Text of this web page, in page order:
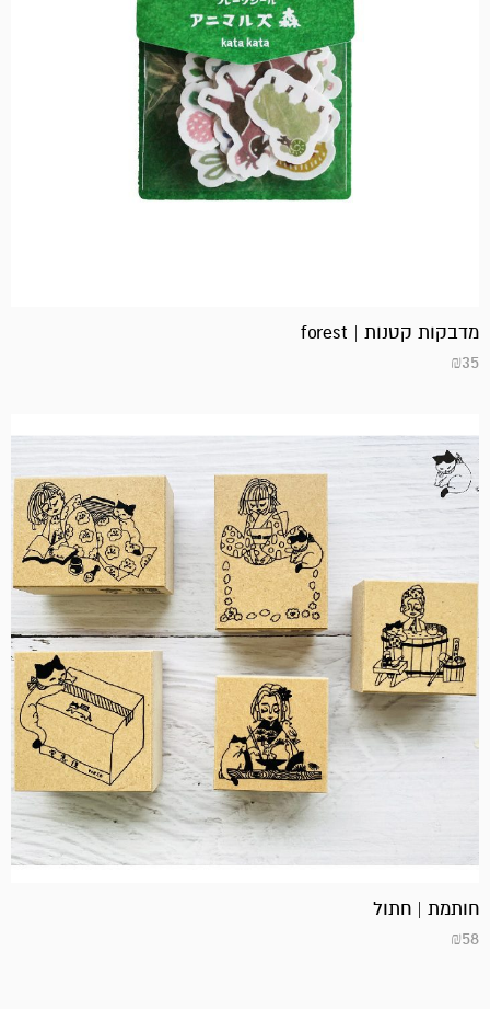
מדבקות קטנות | forest
₪35
חותמת | חתול
₪58